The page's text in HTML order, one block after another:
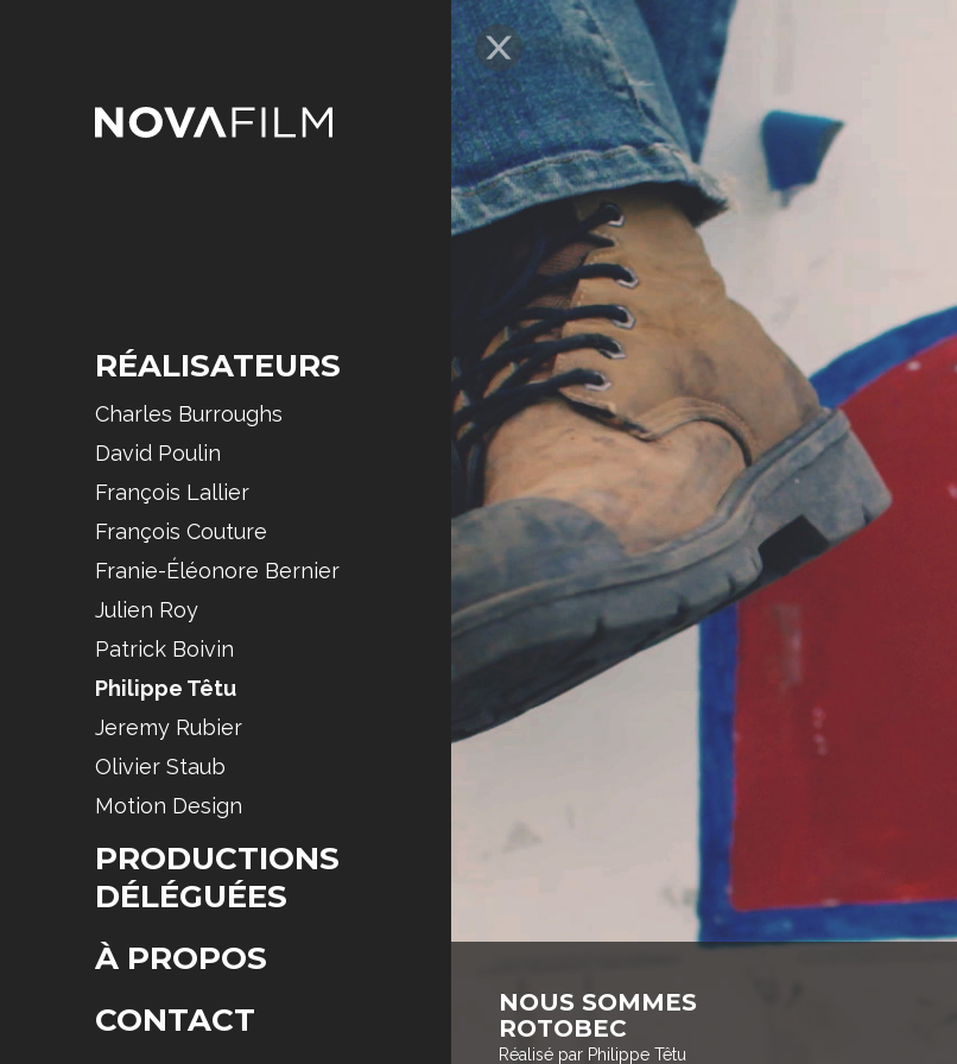
RÉALISATEURS
Charles Burroughs
David Poulin
François Lallier
François Couture
Franie-Éléonore Bernier
Julien Roy
Patrick Boivin
Philippe Têtu
Jeremy Rubier
Olivier Staub
Motion Design
PRODUCTIONS
DÉLÉGUÉES
À PROPOS
CONTACT
NOUS SOMMES
ROTOBEC
Réalisé par Philippe Têtu